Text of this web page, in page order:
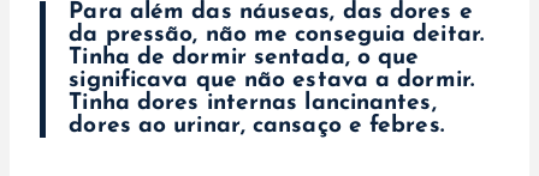
Para além das náuseas, das dores e
da pressão, não me conseguia deitar.
Tinha de dormir sentada, o que
significava que não estava a dormir.
Tinha dores internas lancinantes,
dores ao urinar, cansaço e febres.